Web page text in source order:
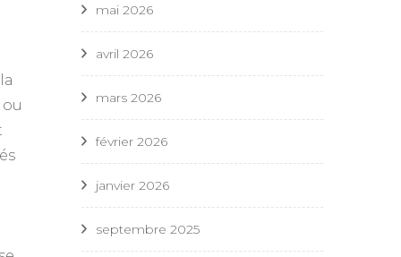
mai 2026
avril 2026
mars 2026
février 2026
janvier 2026
septembre 2025